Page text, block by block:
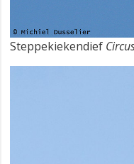
Steppekiekendief